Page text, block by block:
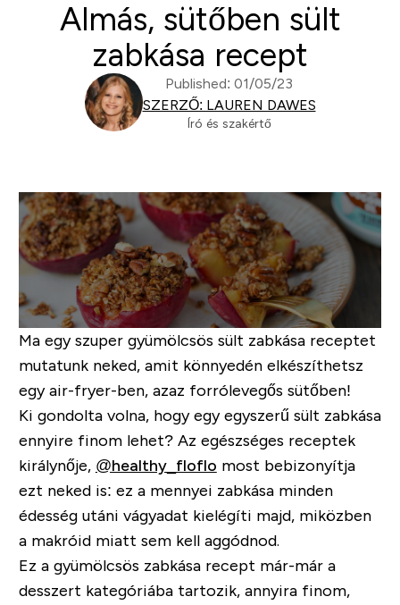
Almás, sütőben sült
zabkása recept
Published: 01/05/23
SZERZŐ: LAUREN DAWES
Író és szakértő
Ma egy szuper gyümölcsös sült zabkása receptet
mutatunk neked, amit könnyedén elkészíthetsz
egy air-fryer-ben, azaz forrólevegős sütőben!
Ki gondolta volna, hogy egy egyszerű sült zabkása
ennyire finom lehet? Az egészséges receptek
királynője, @healthy_floflo most bebizonyítja
ezt neked is: ez a mennyei zabkása minden
édesség utáni vágyadat kielégíti majd, miközben
a makróid miatt sem kell aggódnod.
Ez a gyümölcsös zabkása recept már-már a
desszert kategóriába tartozik, annyira finom,